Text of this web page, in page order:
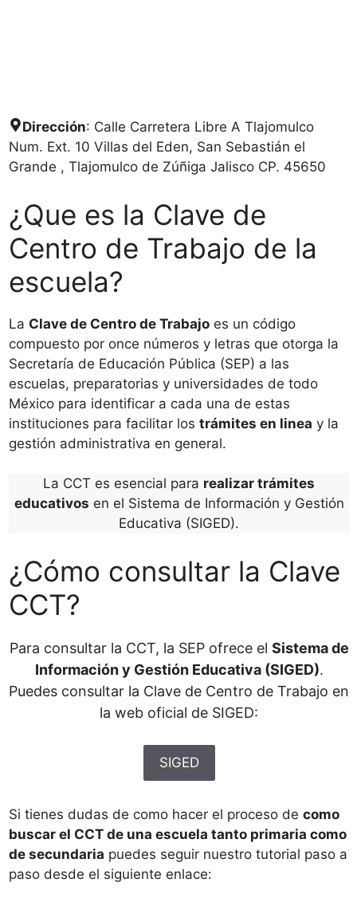
Dirección: Calle Carretera Libre A Tlajomulco
Num. Ext. 10 Villas del Eden, San Sebastián el
Grande , Tlajomulco de Zúñiga Jalisco CP. 45650
¿Que es la Clave de
Centro de Trabajo de la
escuela?
La Clave de Centro de Trabajo es un código
compuesto por once números y letras que otorga la
Secretaría de Educación Pública (SEP) a las
escuelas, preparatorias y universidades de todo
México para identificar a cada una de estas
instituciones para facilitar los trámites en linea y la
gestión administrativa en general.
La CCT es esencial para realizar trámites
educativos en el Sistema de Información y Gestión
Educativa (SIGED).
¿Cómo consultar la Clave
CCT?
Para consultar la CCT, la SEP ofrece el Sistema de
Información y Gestión Educativa (SIGED).
Puedes consultar la Clave de Centro de Trabajo en
la web oficial de SIGED:
SIGED
Si tienes dudas de como hacer el proceso de como
buscar el CCT de una escuela tanto primaria como
de secundaria puedes seguir nuestro tutorial paso a
paso desde el siguiente enlace: